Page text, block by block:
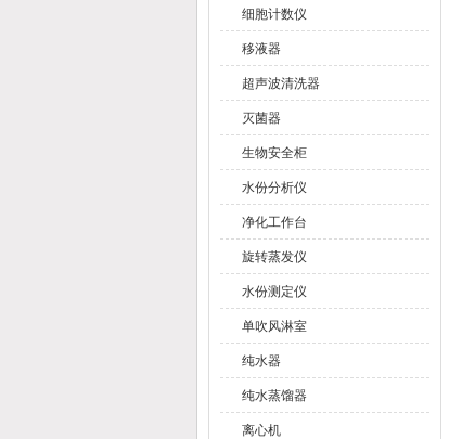
细胞计数仪
移液器
超声波清洗器
灭菌器
生物安全柜
水份分析仪
净化工作台
旋转蒸发仪
水份测定仪
单吹风淋室
纯水器
纯水蒸馏器
离心机